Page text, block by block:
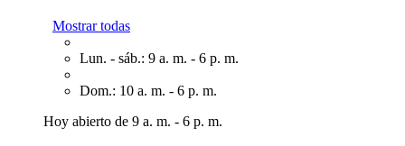
Mostrar todas
Lun. - sáb.: 9 a. m. - 6 p. m.
Dom.: 10 a. m. - 6 p. m.
Hoy abierto de 9 a. m. - 6 p. m.